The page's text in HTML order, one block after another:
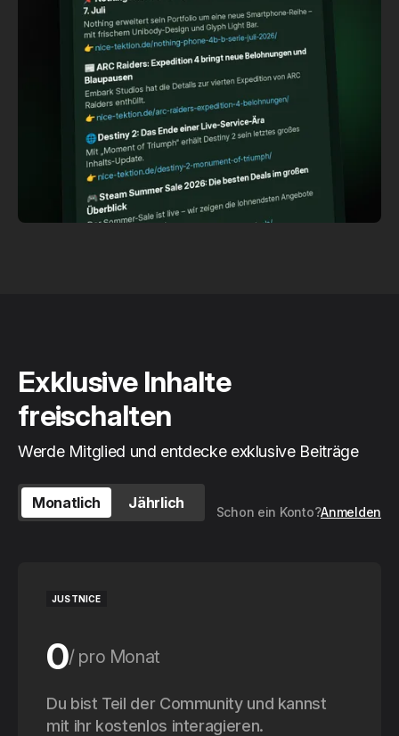
Exklusive Inhalte
freischalten
Werde Mitglied und entdecke exklusive Beiträge
Monatlich Jährlich
Schon ein Konto?Anmelden
JUSTNICE
0 pro Monat
0 pro Jahr
Du bist Teil der Community und kannst
mit ihr kostenlos interagieren.